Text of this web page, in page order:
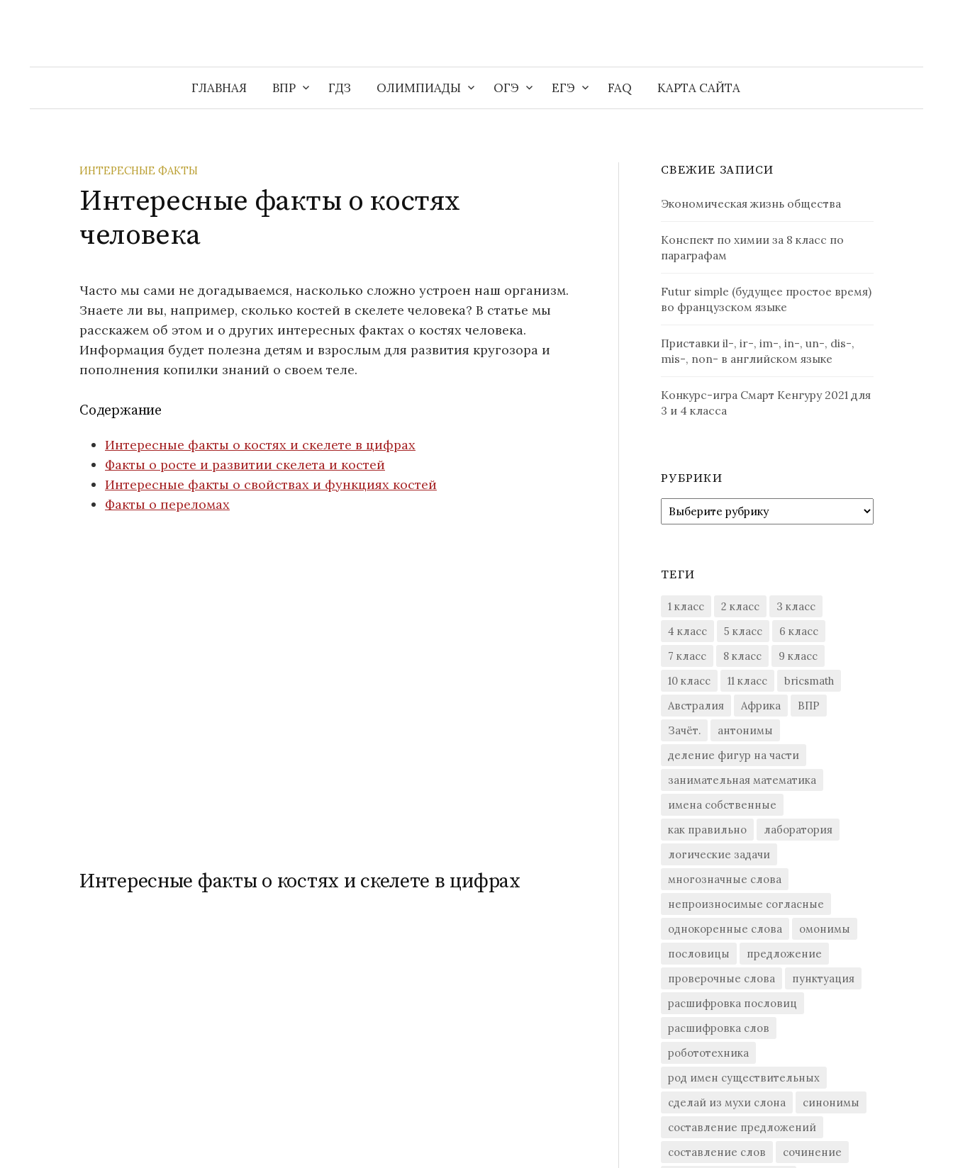
ГЛАВНАЯ ВПР ГДЗ ОЛИМПИАДЫ ОГЭ ЕГЭ FAQ КАРТА САЙТА
Найти:
ИНТЕРЕСНЫЕ ФАКТЫ
Интересные факты о костях
человека
Часто мы сами не догадываемся, насколько сложно устроен наш организм.
Знаете ли вы, например, сколько костей в скелете человека? В статье мы
расскажем об этом и о других интересных фактах о костях человека.
Информация будет полезна детям и взрослым для развития кругозора и
пополнения копилки знаний о своем теле.
Содержание
Интересные факты о костях и скелете в цифрах
Факты о росте и развитии скелета и костей
Интересные факты о свойствах и функциях костей
Факты о переломах
Интересные факты о костях и скелете в цифрах
СВЕЖИЕ ЗАПИСИ
Экономическая жизнь общества
Конспект по химии за 8 класс по
параграфам
Futur simple (будущее простое время)
во французском языке
Приставки il-, ir-, im-, in-, un-, dis-,
mis-, non- в английском языке
Конкурс-игра Смарт Кенгуру 2021 для
3 и 4 класса
РУБРИКИ
Рубрики
ТЕГИ
1 класс 2 класс
3 класс
4 класс
5 класс
6 класс
7 класс
8 класс
9 класс
10 класс
11 класс
bricsmath
Австралия
Африка
ВПР
Зачёт.
антонимы
деление фигур на части
занимательная математика
имена собственные
как правильно
лаборатория
логические задачи
многозначные слова
непроизносимые согласные
однокоренные слова
омонимы
пословицы
предложение
проверочные слова
пунктуация
расшифровка пословиц
расшифровка слов
робототехника
род имен существительных
сделай из мухи слона
синонимы
составление предложений
составление слов
сочинение